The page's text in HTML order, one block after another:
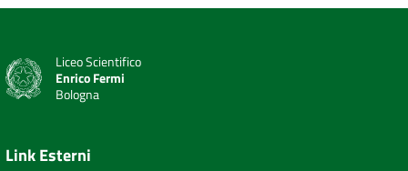
Liceo Scientifico
Enrico Fermi
Bologna
Link Esterni